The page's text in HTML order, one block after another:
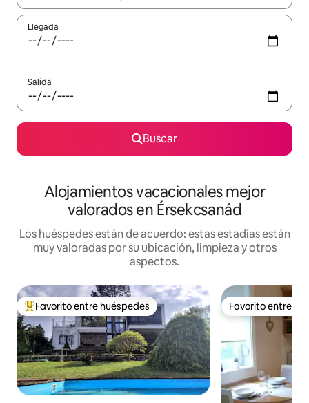
Llegada
Salida
Buscar
Alojamientos vacacionales mejor
valorados en Érsekcsanád
Los huéspedes están de acuerdo: estas estadías están
muy valoradas por su ubicación, limpieza y otros
aspectos.
Favorito entre huéspedes preferido
Favorito entre huéspedes Favorito entre
Favorito entre